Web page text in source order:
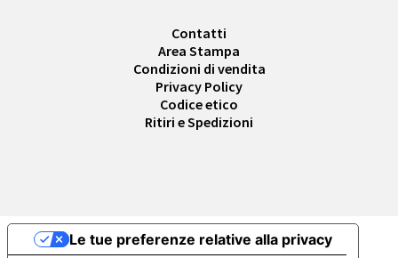
Contatti
Area Stampa
Condizioni di vendita
Privacy Policy
Codice etico
Ritiri e Spedizioni
Le tue preferenze relative alla privacy